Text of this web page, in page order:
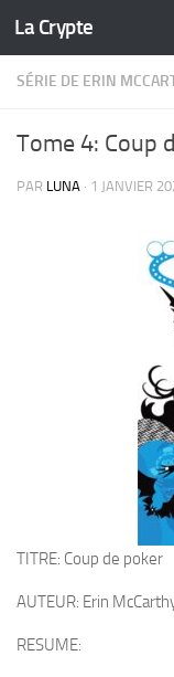
Skip to content
La Crypte
SÉRIE DE ERIN
Tome 4: Coup
PAR LUNA · 1 JANVIER
TITRE: Coup de poker
AUTEUR: Erin
RESUME: